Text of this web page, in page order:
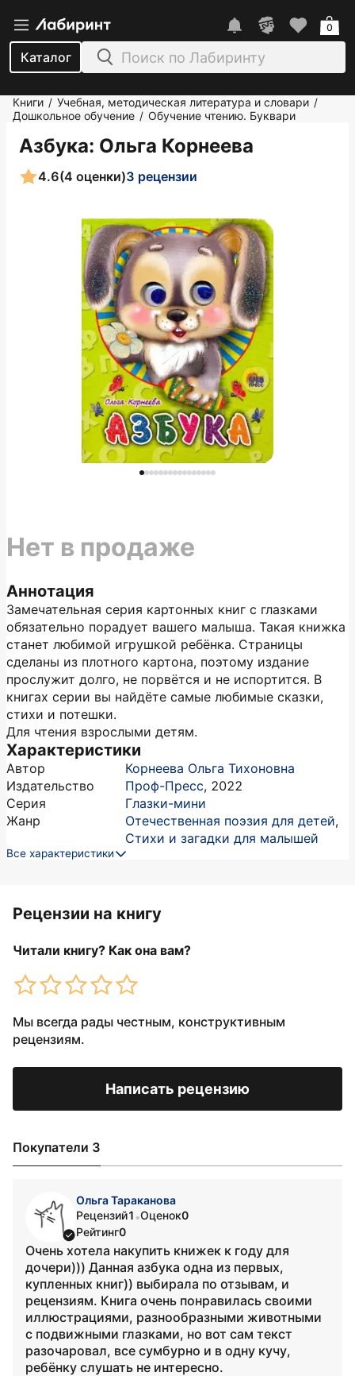
Каталог
0
Книги / Учебная, методическая литература и словари /
Дошкольное обучение / Обучение чтению. Буквари
Азбука: Ольга Корнеева
4.6(4 оценки)3 рецензии
Аннотация
Замечательная серия картонных книг с глазками
обязательно порадует вашего малыша. Такая книжка
станет любимой игрушкой ребёнка. Страницы
сделаны из плотного картона, поэтому издание
прослужит долго, не порвётся и не испортится. В
книгах серии вы найдёте самые любимые сказки,
стихи и потешки.
Для чтения взрослыми детям.
Характеристики
Автор
Корнеева Ольга Тихоновна
Издательство
Проф-Пресс, 2022
Серия
Глазки-мини
Жанр
Отечественная поэзия для детей,
Стихи и загадки для малышей
Все характеристики
Нет в продаже
Рецензии на книгу
Читали книгу? Как она вам?
Мы всегда рады честным, конструктивным
рецензиям.
Написать рецензию
Покупатели 3
Ольга Тараканова
Рецензий1 •Оценок0
Рейтинг0
Очень хотела накупить книжек к году для
дочери))) Данная азбука одна из первых,
купленных книг)) выбирала по отзывам, и
рецензиям. Книга очень понравилась своими
иллюстрациями, разнообразными животными
с подвижными глазками, но вот сам текст
разочаровал, все сумбурно и в одну кучу,
ребёнку слушать не интересно.